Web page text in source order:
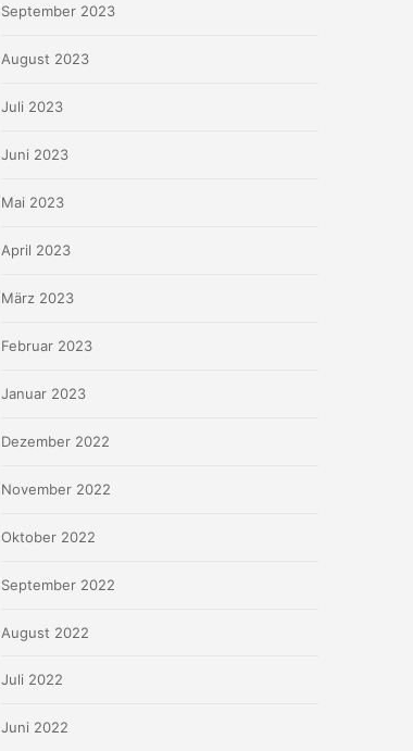
September 2023
August 2023
Juli 2023
Juni 2023
Mai 2023
April 2023
März 2023
Februar 2023
Januar 2023
Dezember 2022
November 2022
Oktober 2022
September 2022
August 2022
Juli 2022
Juni 2022